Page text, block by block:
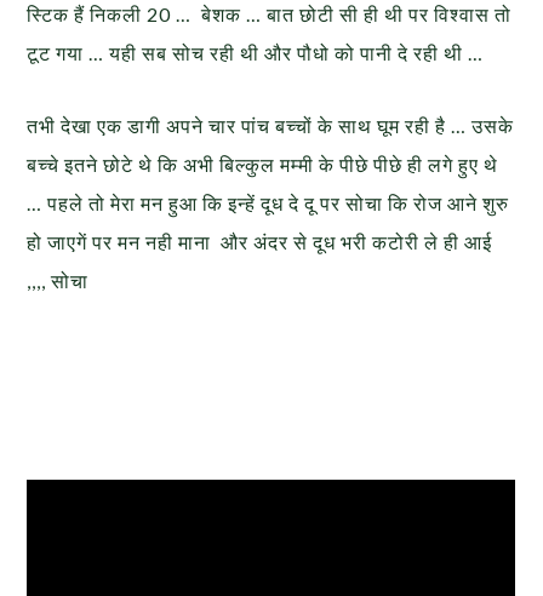
स्टिक हैं निकली 20 … बेशक … बात छोटी सी ही थी पर विश्वास तो
टूट गया … यही सब सोच रही थी और पौधो को पानी दे रही थी …
तभी देखा एक डागी अपने चार पांच बच्चों के साथ घूम रही है … उसके
बच्चे इतने छोटे थे कि अभी बिल्कुल मम्मी के पीछे पीछे ही लगे हुए थे
… पहले तो मेरा मन हुआ कि इन्हें दूध दे दू पर सोचा कि रोज आने शुरु
हो जाएगें पर मन नही माना और अंदर से दूध भरी कटोरी ले ही आई
,,,, सोचा